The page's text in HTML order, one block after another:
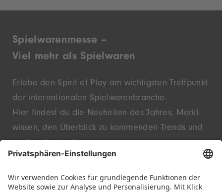
Spielwarenmesse –
Viel mehr als Spielwaren
Erlebe den Spirit of Play am wichtigsten Treffpunkt
der inter­nationalen Spielwaren­branche.
Hier findest du die Neu­heiten des Jahres, Markt­
wissen, den Überblick zu kommenden Trends und
Entdecke innovative Startups und bekannte
Marken – live in Nürnberg.